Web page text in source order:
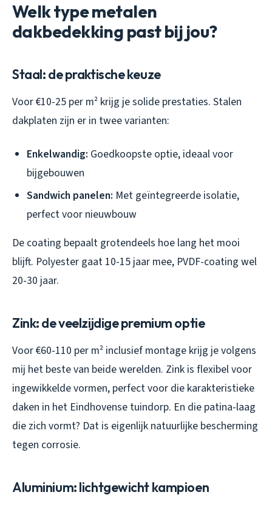
Welk type metalen
dakbedekking past bij jou?
Staal: de praktische keuze
Voor €10-25 per m² krijg je solide prestaties. Stalen
dakplaten zijn er in twee varianten:
Enkelwandig: Goedkoopste optie, ideaal voor
bijgebouwen
Sandwich panelen: Met geïntegreerde isolatie,
perfect voor nieuwbouw
De coating bepaalt grotendeels hoe lang het mooi
blijft. Polyester gaat 10-15 jaar mee, PVDF-coating wel
20-30 jaar.
Zink: de veelzijdige premium optie
Voor €60-110 per m² inclusief montage krijg je volgens
mij het beste van beide werelden. Zink is flexibel voor
ingewikkelde vormen, perfect voor die karakteristieke
daken in het Eindhovense tuindorp. En die patina-laag
die zich vormt? Dat is eigenlijk natuurlijke bescherming
tegen corrosie.
Aluminium: lichtgewicht kampioen